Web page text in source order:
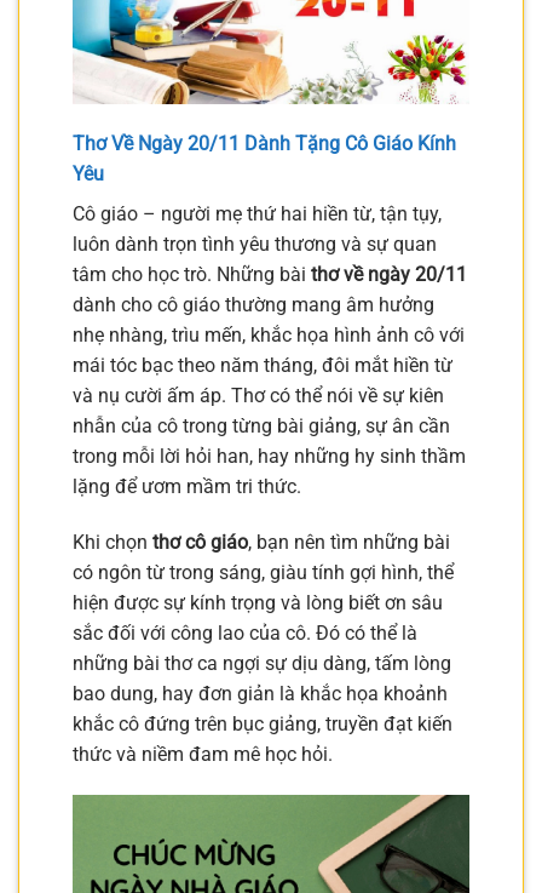
Thơ Về Ngày 20/11 Dành Tặng Cô Giáo Kính
Yêu
Cô giáo – người mẹ thứ hai hiền từ, tận tụy,
luôn dành trọn tình yêu thương và sự quan
tâm cho học trò. Những bài thơ về ngày 20/11
dành cho cô giáo thường mang âm hưởng
nhẹ nhàng, trìu mến, khắc họa hình ảnh cô với
mái tóc bạc theo năm tháng, đôi mắt hiền từ
và nụ cười ấm áp. Thơ có thể nói về sự kiên
nhẫn của cô trong từng bài giảng, sự ân cần
trong mỗi lời hỏi han, hay những hy sinh thầm
lặng để ươm mầm tri thức.
Khi chọn thơ cô giáo, bạn nên tìm những bài
có ngôn từ trong sáng, giàu tính gợi hình, thể
hiện được sự kính trọng và lòng biết ơn sâu
sắc đối với công lao của cô. Đó có thể là
những bài thơ ca ngợi sự dịu dàng, tấm lòng
bao dung, hay đơn giản là khắc họa khoảnh
khắc cô đứng trên bục giảng, truyền đạt kiến
thức và niềm đam mê học hỏi.